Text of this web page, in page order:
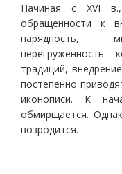
Начиная с ХVI в.,
обращенности к
нарядность,
перегруженность
традиций,
постепенно
иконописи. К
обмирщается.
возродится.